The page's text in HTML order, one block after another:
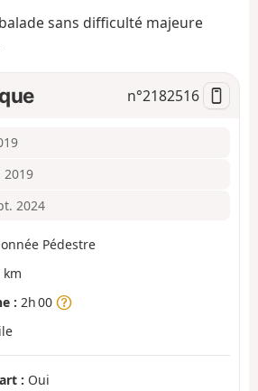
g
a
sans difficulté majeure
n°2182516
2019
2024
Pédestre
km
: 2h 00
: Oui